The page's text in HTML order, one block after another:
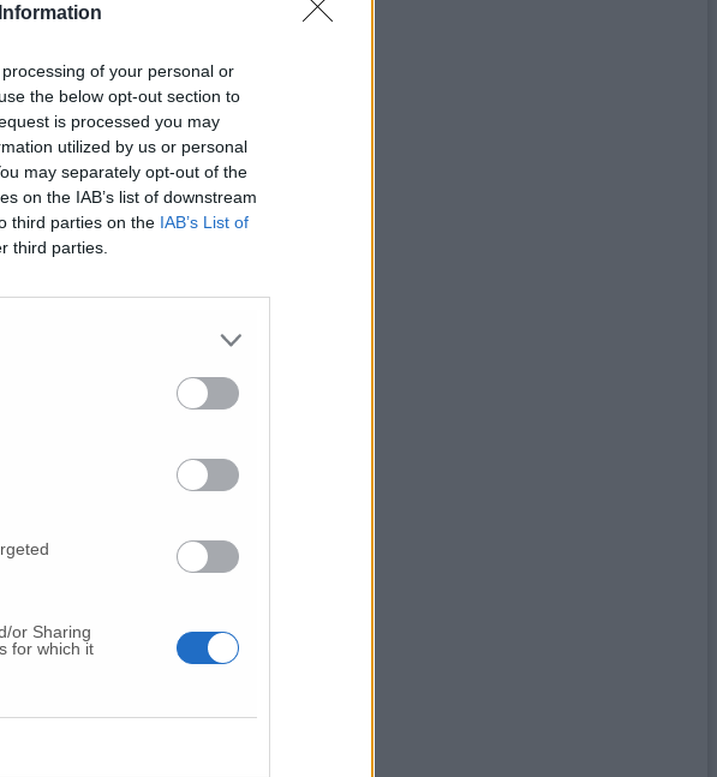
of your personal or
the below opt-out section to
is processed you may
utilized by us or personal
may separately opt-out of the
on the IAB’s list of downstream
third parties on the IAB’s List of
third parties.
or Sharing
for which it
essere registrato.